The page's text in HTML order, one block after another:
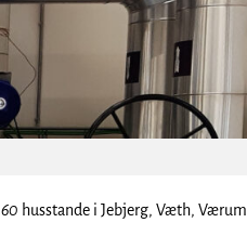
husstande i Jebjerg, Væth, Værum